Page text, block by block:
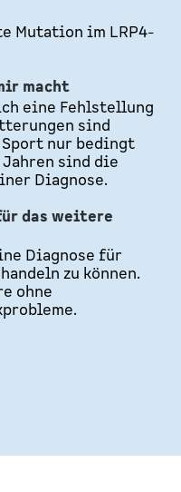
Mutation im LRP4-
macht
eine Fehlstellung
sind
nur bedingt
sind die
Diagnose.
das weitere
Diagnose für
zu können.
ohne